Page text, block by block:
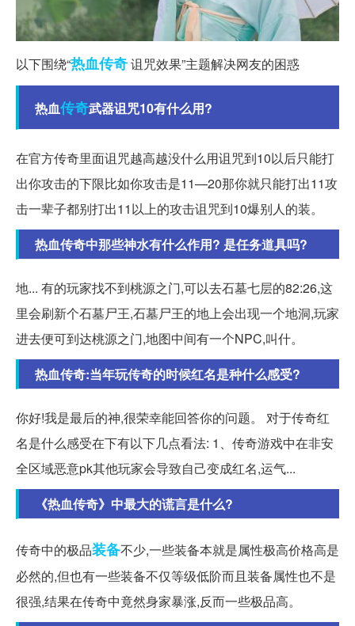
以下围绕“热血传奇诅咒效果”主题解决网友的困惑
热血传奇武器诅咒10有什么用?
在官方传奇里面诅咒越高越没什么用诅咒到10以后只能打
出你攻击的下限比如你攻击是11—20那你就只能打出11攻
击一辈子都别打出11以上的攻击诅咒到10爆别人的装。
热血传奇中那些神水有什么作用? 是任务道具吗?
地... 有的玩家找不到桃源之门,可以去石墓七层的82:26,这
里会刷新个石墓尸王,石墓尸王的地上会出现一个地洞,玩家
进去便可到达桃源之门,地图中间有一个NPC,叫什。
热血传奇:当年玩传奇的时候红名是种什么感受?
你好!我是最后的神,很荣幸能回答你的问题。 对于传奇红
名是什么感受在下有以下几点看法: 1、传奇游戏中在非安
全区域恶意pk其他玩家会导致自己变成红名,运气...
《热血传奇》中最大的谎言是什么?
传奇中的极品装备不少,一些装备本就是属性极高价格高是
必然的,但也有一些装备不仅等级低阶而且装备属性也不是
很强,结果在传奇中竟然身家暴涨,反而一些极品高。